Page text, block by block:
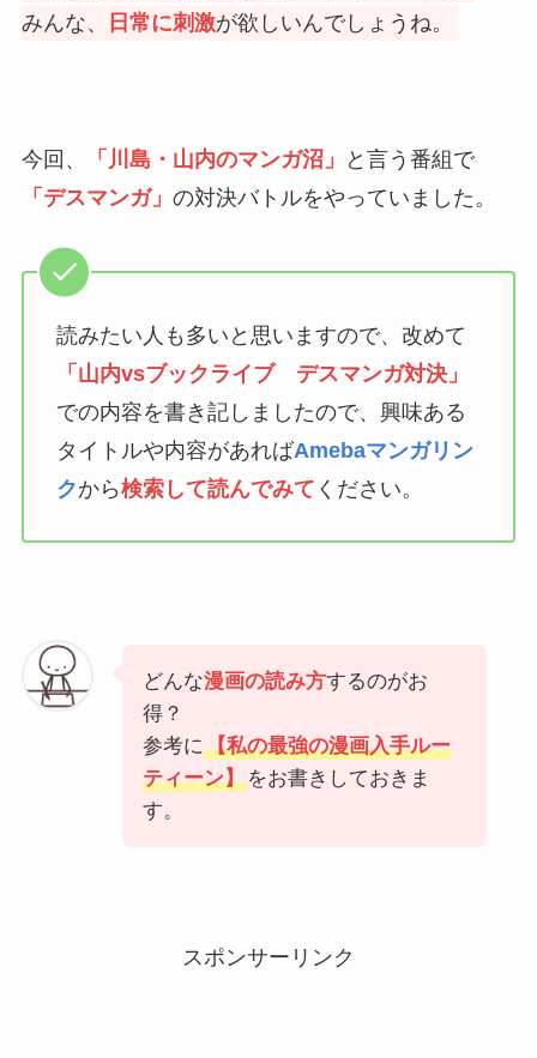
みんな、
日常に刺激が欲しいんでしょうね。
今回、 「川島・山内のマンガ沼」
と言う番組で
「デスマンガ」 の対決バトルをやっていました。
読みたい人も多いと思いますので、改めて
「山内vsブックライブ デスマンガ対決」
での内容を書き記しましたので、興味ある
タイトルや内容があればAmebaマンガリン
クから検索して読んでみて ください。
どんな漫画の読み方するのがお
得？
参考に【私の最強の漫画入手ルー
ティーン】をお書きしておきま
す。
スポンサーリンク